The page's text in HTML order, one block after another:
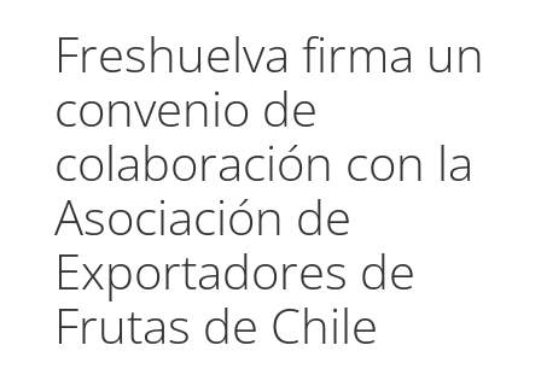
Freshuelva firma un
convenio de
colaboración con la
Asociación de
Exportadores de
Frutas de Chile